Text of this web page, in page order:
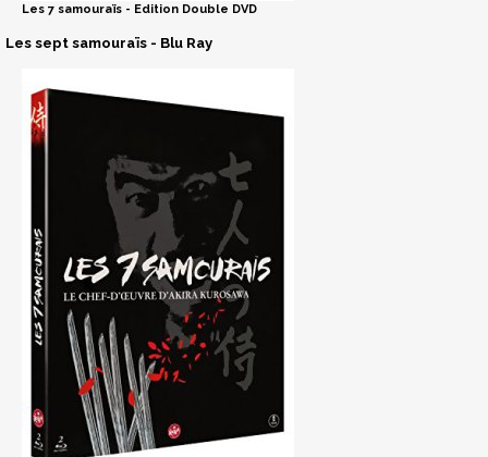
Les 7 samouraïs - Edition Double DVD
Les sept samouraïs - Blu Ray